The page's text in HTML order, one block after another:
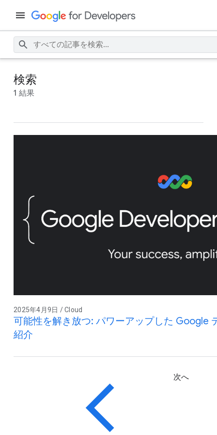
検索
1 結果
2025年4月9日 / Cloud
可能性を解き放つ: パワーアップした Google
紹介
次へ